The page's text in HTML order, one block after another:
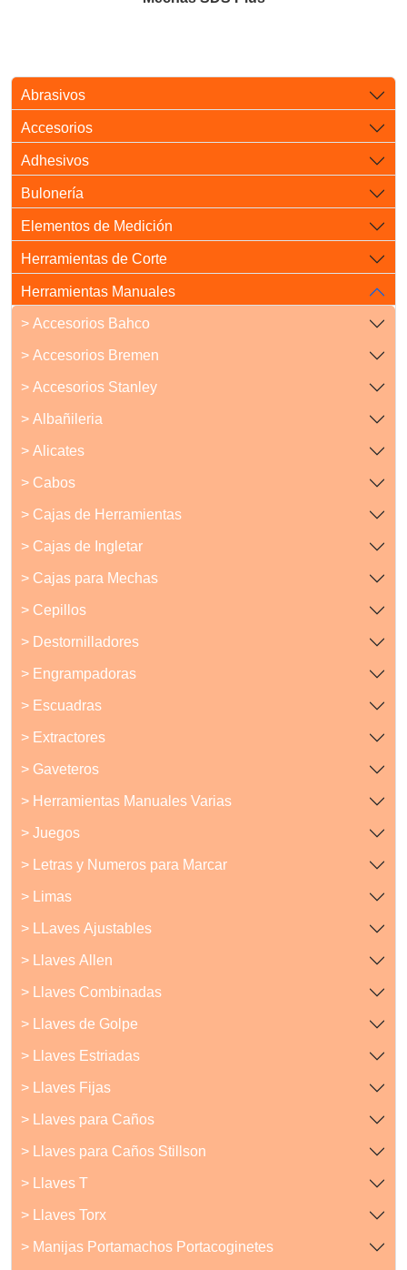
Abrasivos
Accesorios
Adhesivos
Bulonería
Elementos de Medición
Herramientas de Corte
Herramientas Manuales
> Accesorios Bahco
> Accesorios Bremen
> Accesorios Stanley
> Albañileria
> Alicates
> Cabos
> Cajas de Herramientas
> Cajas de Ingletar
> Cajas para Mechas
> Cepillos
> Destornilladores
> Engrampadoras
> Escuadras
> Extractores
> Gaveteros
> Herramientas Manuales Varias
> Juegos
> Letras y Numeros para Marcar
> Limas
> LLaves Ajustables
> Llaves Allen
> Llaves Combinadas
> Llaves de Golpe
> Llaves Estriadas
> Llaves Fijas
> Llaves para Caños
> Llaves para Caños Stillson
> Llaves T
> Llaves Torx
> Manijas Portamachos Portacoginetes